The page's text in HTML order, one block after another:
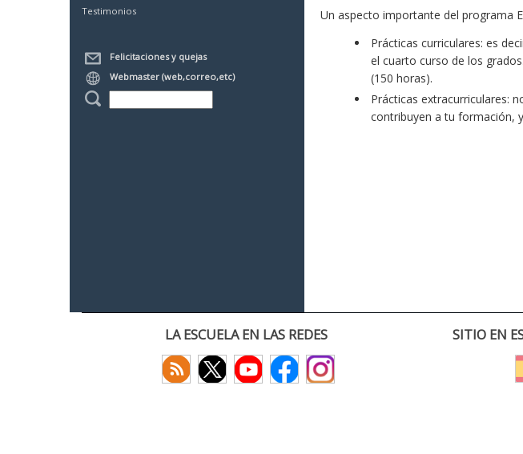
Testimonios
Felicitaciones y quejas
Webmaster (web,correo,etc)
Un aspecto importante del programa
Prácticas curriculares: es
el cuarto curso de los
(150 horas).
Prácticas extracurriculares:
contribuyen a tu formación,
LA ESCUELA EN LAS REDES SITIO EN